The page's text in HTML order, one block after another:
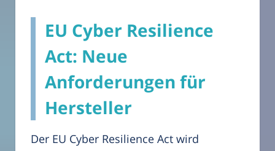
EU Cyber Resilience
Act: Neue
Anforderungen für
Hersteller
Der EU Cyber Resilience Act wird